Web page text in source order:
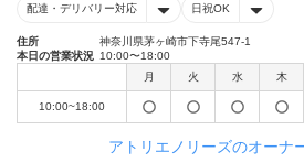
配達・デリバリー対応 日祝OK
住所
神奈川県茅ヶ崎市下寺尾547-1
本日の営業状況 10:00〜18:00
月
火 水 木
10:00~18:00
アトリエノリーズのオーナ